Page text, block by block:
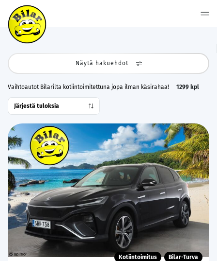
Näytä hakuehdot
Vaihtoautot Bilarilta kotiintoimitettuna jopa ilman käsirahaa! 1299 kpl
Kotiintoimitus Bilar-Turva